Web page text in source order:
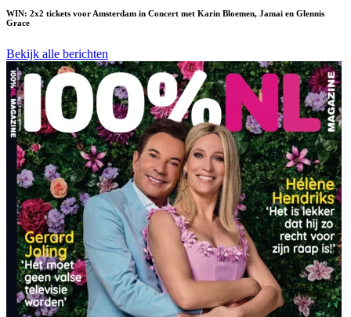
WIN: 2x2 tickets voor Amsterdam in Concert met Karin Bloemen, Jamai en Glennis
Grace
Bekijk alle berichten